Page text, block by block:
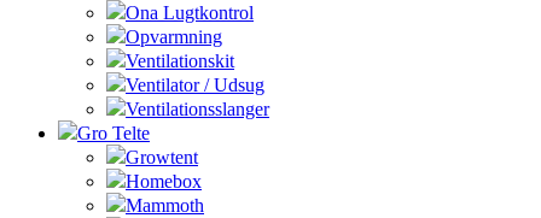
Ona Lugtkontrol
Opvarmning
Ventilationskit
Ventilator / Udsug
Ventilationsslanger
Gro Telte
Growtent
Homebox
Mammoth